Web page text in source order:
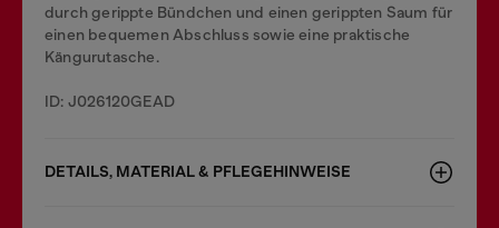
durch gerippte Bündchen und einen gerippten Saum für
einen bequemen Abschluss sowie eine praktische
Kängurutasche.
ID: J026120GEAD
DETAILS, MATERIAL & PFLEGEHINWEISE